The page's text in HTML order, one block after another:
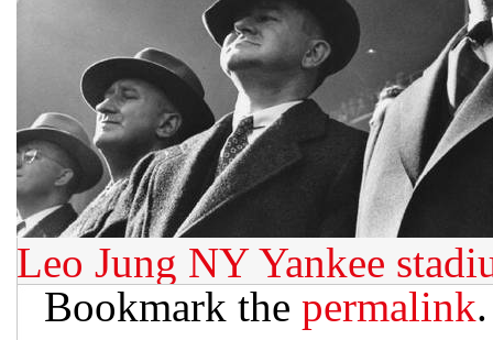
Leo Jung NY Yankee
Bookmark the permalink.